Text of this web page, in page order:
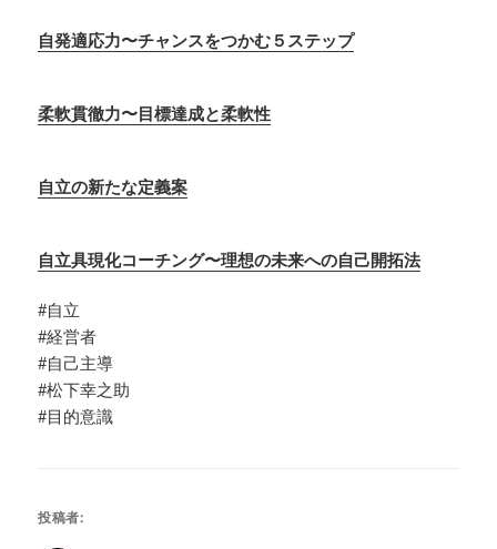
自発適応力〜チャンスをつかむ５ステップ
柔軟貫徹力〜目標達成と柔軟性
自立の新たな定義案
自立具現化コーチング〜理想の未来への自己開拓法
#自立
#経営者
#自己主導
#松下幸之助
#目的意識
投稿者: